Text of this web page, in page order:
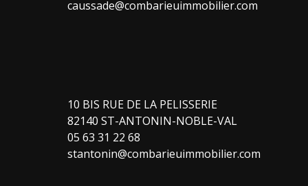
caussade@combarieuimmobilier.com
10 BIS RUE DE LA PELISSERIE
82140 ST-ANTONIN-NOBLE-VAL
05 63 31 22 68
stantonin@combarieuimmobilier.com